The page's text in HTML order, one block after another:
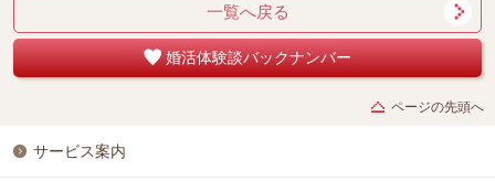
一覧へ戻る
婚活体験談バックナンバー
ページの先頭へ
サービス案内